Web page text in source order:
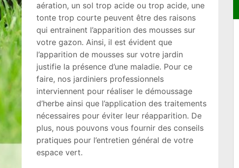
aération, un sol trop acide ou trop acide, une
tonte trop courte peuvent être des raisons
qui entrainent l’apparition des mousses sur
votre gazon. Ainsi, il est évident que
l’apparition de mousses sur votre jardin
justifie la présence d’une maladie. Pour ce
faire, nos jardiniers professionnels
interviennent pour réaliser le démoussage
d’herbe ainsi que l’application des traitements
nécessaires pour éviter leur réapparition. De
plus, nous pouvons vous fournir des conseils
pratiques pour l’entretien général de votre
espace vert.